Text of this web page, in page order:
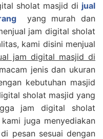
sholat masjid di jual
yang murah dan
jam digital sholat
kami disini menjual
jam digital masjid di
jenis dan ukuran
kebutuhan masjid
sholat masjid yang
jam digital sholat
juga menyediakan
pesan sesuai dengan